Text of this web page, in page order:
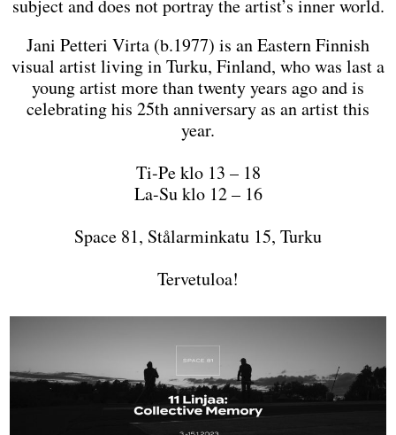
subject and does not portray the artist’s inner world.
Jani Petteri Virta (b.1977) is an Eastern Finnish
visual artist living in Turku, Finland, who was last a
young artist more than twenty years ago and is
celebrating his 25th anniversary as an artist this
year.
Ti-Pe klo 13 – 18
La-Su klo 12 – 16
Space 81, Stålarminkatu 15, Turku
Tervetuloa!